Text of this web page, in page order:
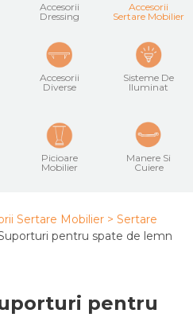
Accesorii
Dressing
Accesorii
Sertare Mobilier
Accesorii
Diverse
Sisteme De
Iluminat
Picioare
Mobilier
Manere Si
Cuiere
Sertare Mobilier > Sertare
pentru spate de lemn
pentru